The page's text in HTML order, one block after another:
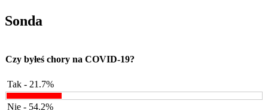
Sonda
Czy byłeś chory na COVID-19?
Tak - 21.7%
Nie - 54.2%